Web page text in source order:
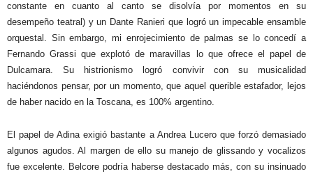
constante en cuanto al canto se disolvía por momentos en su
desempeño teatral) y un Dante Ranieri que logró un impecable ensamble
orquestal. Sin embargo, mi enrojecimiento de palmas se lo concedí a
Fernando Grassi que explotó de maravillas lo que ofrece el papel de
Dulcamara. Su histrionismo logró convivir con su musicalidad
haciéndonos pensar, por un momento, que aquel querible estafador, lejos
de haber nacido en la Toscana, es 100% argentino.
El papel de Adina exigió bastante a Andrea Lucero que forzó demasiado
algunos agudos. Al margen de ello su manejo de glissando y vocalizos
fue excelente. Belcore podría haberse destacado más, con su insinuado